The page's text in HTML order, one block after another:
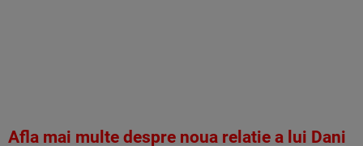
Afla mai multe despre noua relatie a lui Dani